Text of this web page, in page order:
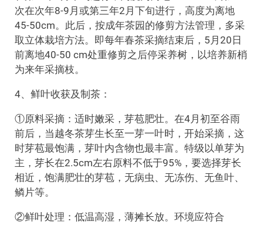
次在次年8-9月或第三年2月下旬进行，高度为离地
45-50cm。此后，按成年茶园的修剪方法管理，多采
取立体栽培方法。即每年春茶采摘结束后，5月20日
前离地40-50 cm处重修剪之后停采养树，以培养新梢
为来年采摘枝。
4、鲜叶收获及制茶：
①原料采摘：适时嫩采，芽苞肥壮。在4月初至谷雨
前后，当越冬茶芽生长至一芽一叶时，开始采摘，这
时芽苞最饱满，芽叶内含物也最丰富。特级以单芽为
主，芽长在2.5cm左右原料不低于95%，要选择芽长
相近，饱满肥壮的芽苞，无病虫、无冻伤、无鱼叶、
鳞片等。
②鲜叶处理：低温高湿，薄摊长放。环境应符合